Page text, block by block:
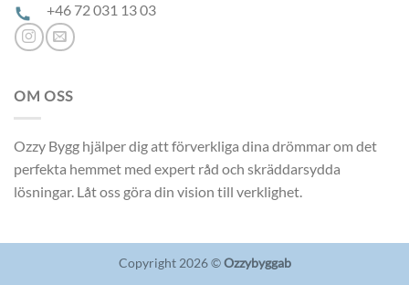
+46 72 031 13 03
OM OSS
Ozzy Bygg hjälper dig att förverkliga dina drömmar om det
perfekta hemmet med expert råd och skräddarsydda
lösningar. Låt oss göra din vision till verklighet.
Copyright 2026 ©Ozzybyggab